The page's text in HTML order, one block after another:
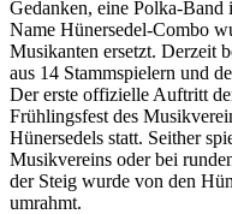
Gedanken, eine Polka-
Name Hünersedel-Combo
Musikanten ersetzt. Derzeit
aus 14 Stammspielern und
Der erste offizielle Auftritt
Frühlingsfest des
Hünersedels statt. Seither
Musikvereins oder bei
der Steig wurde von den
umrahmt.